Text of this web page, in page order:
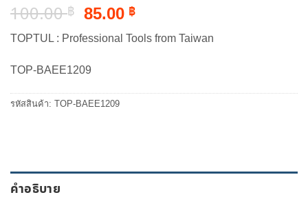
100.00฿ Original
price
was:
100.00 ฿.
85.00 ฿Current
price
is:
TOPTUL : Professional Tools from Taiwan
TOP-BAEE1209
รหัสสินค้า: TOP-BAEE1209
คำอธิบาย